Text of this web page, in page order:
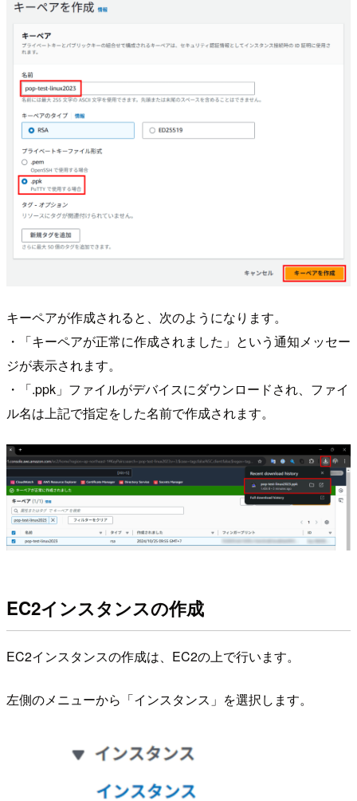
キーペアが作成されると、次のようになります。
・「キーペアが正常に作成されました」という通知メッセー
ジが表示されます。
・「.ppk」ファイルがデバイスにダウンロードされ、ファイ
ル名は上記で指定をした名前で作成されます。
EC2インスタンスの作成
EC2インスタンスの作成は、EC2の上で行います。
左側のメニューから「インスタンス」を選択します。